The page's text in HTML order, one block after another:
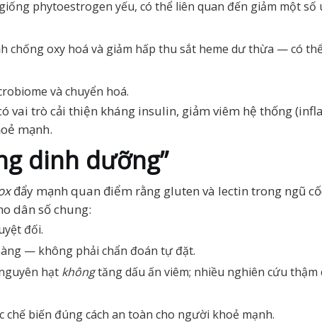
phytoestrogen yếu, có thể liên quan đến giảm một
chống oxy hoá và giảm hấp thu sắt heme dư thừa — có
và chuyển hoá.
vai trò cải thiện kháng insulin, giảm viêm hệ thống
mạnh.
dinh dưỡng”
đẩy mạnh quan điểm rằng gluten và lectin trong ngũ
dân số chung:
đối.
— không phải chẩn đoán tự đặt.
hạt khôngtăng dấu ấn viêm; nhiều nghiên cứu thậm
biến đúng cách an toàn cho người khoẻ mạnh.